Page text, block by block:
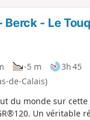
Berck - Le
-5 m 3h 45
de-Calais)
du monde sur
Un véritable